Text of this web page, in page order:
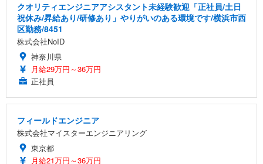
クオリティエンジニアアシスタント未経験歓迎「正社員/土日
祝休み/昇給あり/研修あり」やりがいのある環境です/横浜市西
区勤務/8451
株式会社NoID
神奈川県
月給29万円～36万円
正社員
フィールドエンジニア
株式会社マイスターエンジニアリング
東京都
月給21万円～36万円